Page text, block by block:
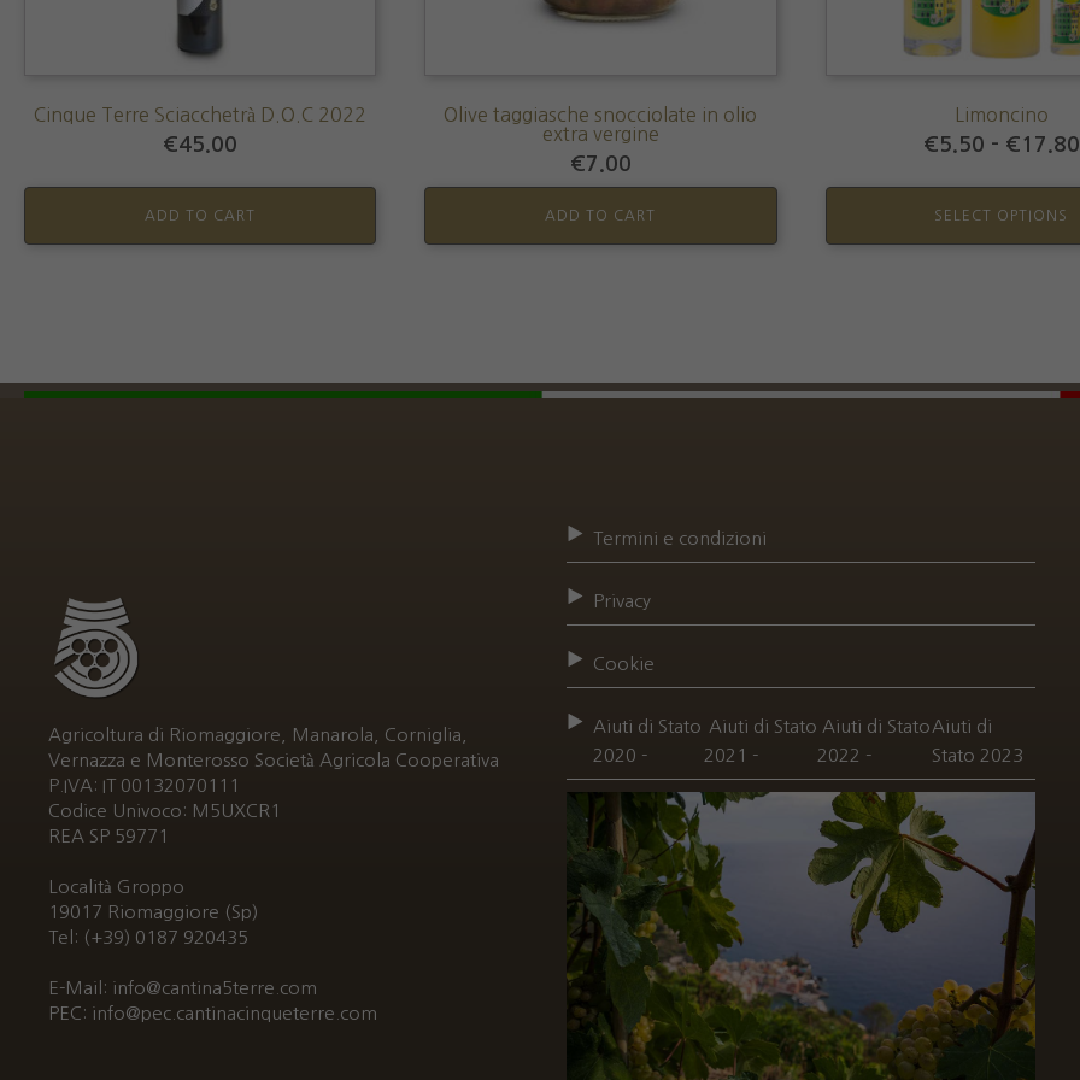
Cinque Terre Sciacchetrà D.O.C 2022
€45.00
ADD TO CART
Olive taggiasche snocciolate in olio
extra vergine
€7.00
ADD TO CART
Limoncino
€5.50 – €17.80
SELECT OPTIONS
Agricoltura di Riomaggiore, Manarola, Corniglia,
Vernazza e Monterosso Società Agricola Cooperativa
P.IVA: IT 00132070111
Codice Univoco: M5UXCR1
REA SP 59771
Località Groppo
19017 Riomaggiore (Sp)
Tel: (+39) 0187 920435
E-Mail: info@cantina5terre.com
PEC: info@pec.cantinacinqueterre.com
Termini e condizioni
Privacy
Cookie
Aiuti di Stato
2020 -
Aiuti di Stato
2021 -
Aiuti di Stato
2022 -
Aiuti di
Stato 2023